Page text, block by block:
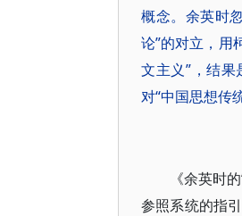
概念。余英时
论”的对立，用
文主义”，结果
对“中国思想传
《余英时
参照系统的指